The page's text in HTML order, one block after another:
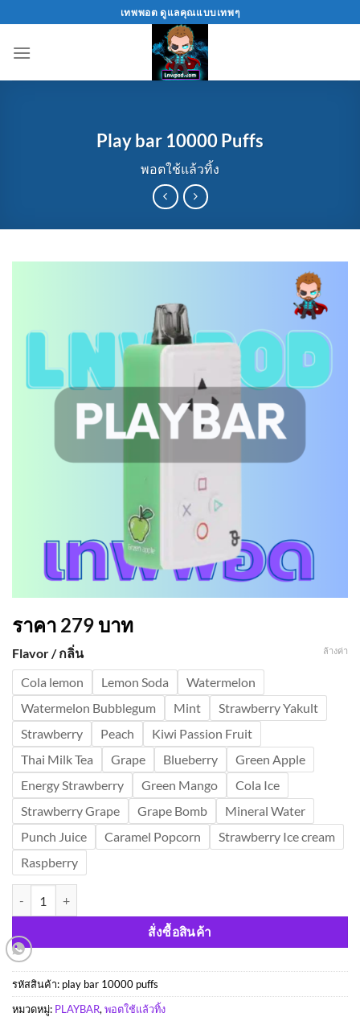
to
content
เทพพอต ดูแลคุณแบบเทพๆ
Play bar 10000 Puffs
พอตใช้แล้วทิ้ง
ราคา 279 บาท
Flavor / กลิ่น
Cola lemon
Lemon Soda
Watermelon
Watermelon Bubblegum
Mint
Strawberry Yakult
Strawberry
Peach
Kiwi Passion Fruit
Thai Milk Tea
Grape Blueberry
Green Apple
Energy Strawberry
Green Mango
Cola Ice
Strawberry Grape
Grape Bomb
Mineral Water
Punch Juice
Caramel Popcorn
Strawberry Ice cream
Raspberry
ล้างค่า
สั่งซื้อสินค้า
รหัสสินค้า: play bar 10000 puffs
หมวดหมู่: PLAYBAR, พอตใช้แล้วทิ้ง